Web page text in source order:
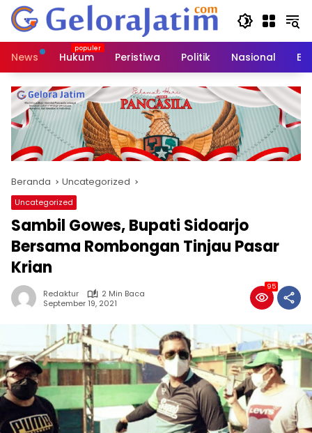
Langsung
konten
News
Hukum Peristiwa Politik Nasional
Beranda Uncategorized
Uncategorized
Sambil Gowes, Bupati Sidoarjo
Bersama Rombongan Tinjau Pasar
Krian
Redaktur
2 Min Baca
September 19, 2021
95